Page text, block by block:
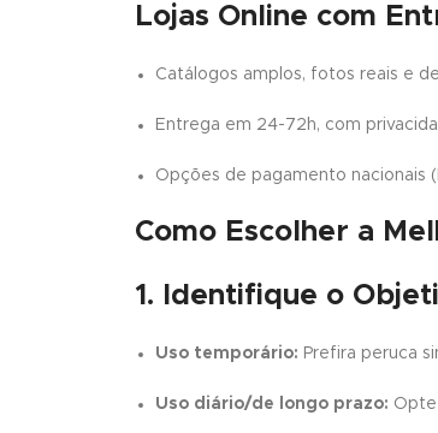
Lojas Online com
Catálogos amplos, fotos reais e
Entrega em 24-72h, com
Opções de pagamento nacionais
Como Escolher a
1. Identifique o
Uso temporário: Prefira peruca
Uso diário/de longo prazo: Opte